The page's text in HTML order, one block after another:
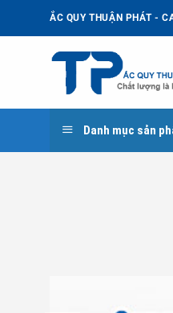
ẮC QUY THUẬN PHÁT -
Danh mục sản